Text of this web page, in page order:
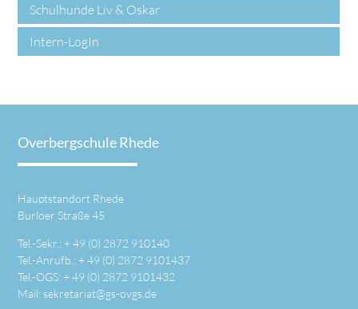
Schulhunde Liv & Oskar
Intern-LogIn
Overbergschule Rhede
Hauptstandort Rhede
Burloer Straße 45
Tel.-Sekr.: +49 (0) 2872 910140
Tel.-Anrufb.: +49 (0) 2872 9101437
Tel.-OGS: +49 (0) 2872 9101432
Mail: sekretariat@gs-ovgs.de